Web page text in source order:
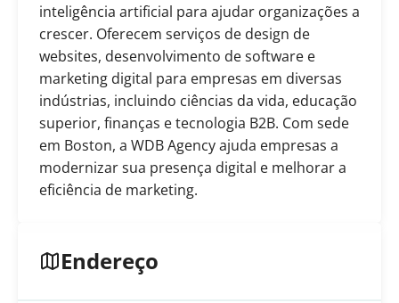
inteligência artificial para ajudar organizações a
crescer. Oferecem serviços de design de
websites, desenvolvimento de software e
marketing digital para empresas em diversas
indústrias, incluindo ciências da vida, educação
superior, finanças e tecnologia B2B. Com sede
em Boston, a WDB Agency ajuda empresas a
modernizar sua presença digital e melhorar a
eficiência de marketing.
Endereço